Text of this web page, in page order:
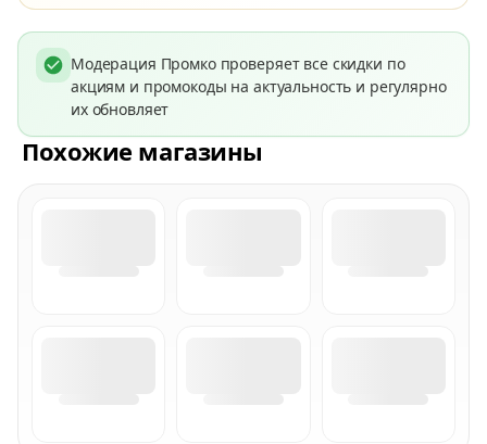
Модерация Промко проверяет все скидки по
акциям и промокоды на актуальность и регулярно
их обновляет
Похожие магазины